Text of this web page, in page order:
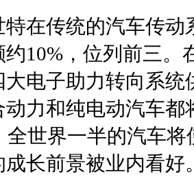
特在传统的汽车传
10%，位列前三。
大电子助力转向系
力和纯电动汽车
全世界一半的汽车
成长前景被业内看